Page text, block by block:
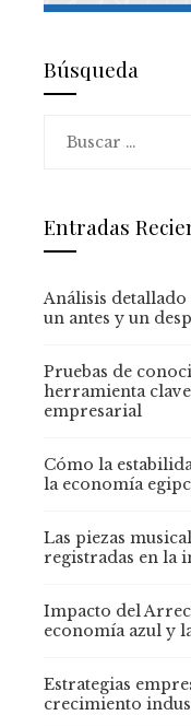
Búsqueda
Entradas
Análisis
un antes y un
Pruebas de
herramienta
empresarial
Cómo la
la economía
Las piezas
registradas en la
Impacto del
economía azul y
Estrategias
crecimiento